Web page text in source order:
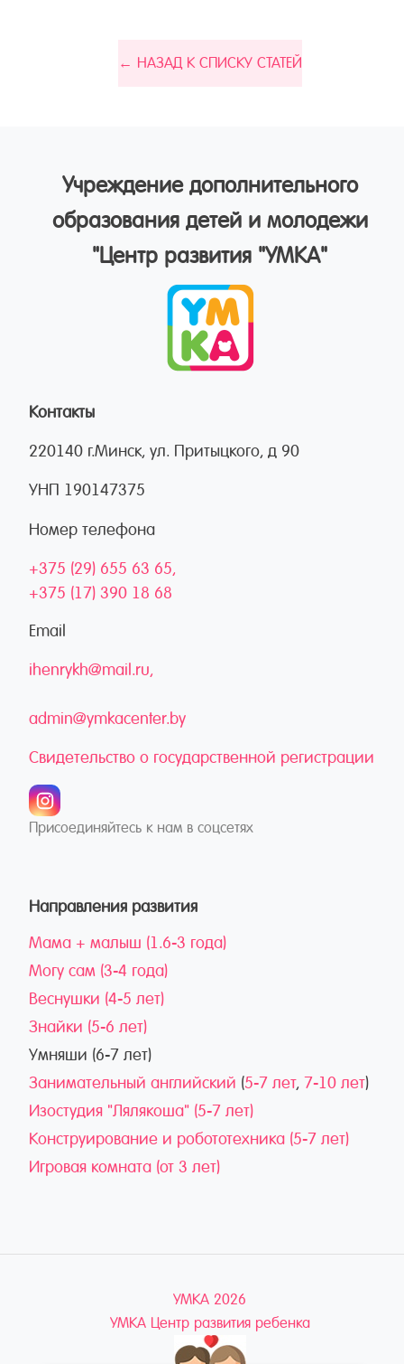
← НАЗАД К СПИСКУ СТАТЕЙ
Учреждение дополнительного
образования детей и молодежи
"Центр развития "УМКА"
Контакты
220140 г.Минск, ул. Притыцкого, д 90
УНП 190147375
Номер телефона
+375 (29) 655 63 65
+375 (17) 390 18 68
Email
ihenrykh@mail.ru
admin@ymkacenter.by
Свидетельство о государственной регистрации
Присоединяйтесь к нам в соцсетях
Направления развития
Мама + малыш (1.6-3 года)
Могу сам (3-4 года)
Веснушки (4-5 лет)
Знайки (5-6 лет)
Умняши (6-7 лет)
Занимательный английский (5-7 лет, 7-10 лет)
Изостудия "Лялякоша" (5-7 лет)
Конструирование и робототехника (5-7 лет)
Игровая комната (от 3 лет)
УМКА 2026
УМКА Центр развития ребенка